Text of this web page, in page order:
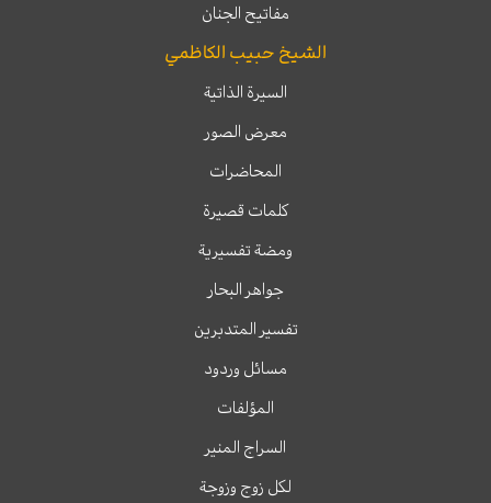
مفاتيح الجنان
الشيخ حبيب الكاظمي
السيرة الذاتية
معرض الصور
المحاضرات
كلمات قصيرة
ومضة تفسيرية
جواهر البحار
تفسير المتدبرين
مسائل وردود
المؤلفات
السراج المنير
لكل زوج وزوجة